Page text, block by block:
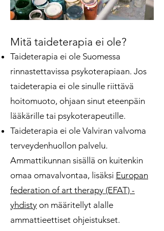
Mitä taideterapia ei ole?
Taideterapia ei ole Suomessa
rinnastettavissa psykoterapiaan. Jos
taideterapia ei ole sinulle riittävä
hoitomuoto, ohjaan sinut eteenpäin
lääkärille tai psykoterapeutille.
Taideterapia ei ole Valviran valvoma
terveydenhuollon palvelu.
Ammattikunnan sisällä on kuitenkin
omaa omavalvontaa, lisäksi Europan
federation of art therapy (EFAT) -
yhdisty on määritellyt alalle
ammattieettiset ohjeistukset.